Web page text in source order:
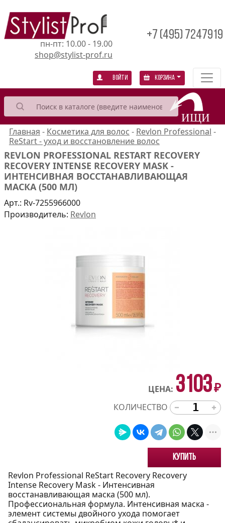
пн-пт: 10.00 - 19.00
shop@stylist-prof.ru
+7 (495) 7247919
Войти Корзина
Главная - Косметика для волос - Revlon Professional -
ReStart - уход и восстановление волос
REVLON PROFESSIONAL RESTART RECOVERY
RECOVERY INTENSE RECOVERY MASK -
ИНТЕНСИВНАЯ ВОССТАНАВЛИВАЮЩАЯ
МАСКА (500 МЛ)
Арт.: Rv-7255966000
Производитель: Revlon
ЦЕНА: 3103₽
КОЛИЧЕСТВО
Купить
Revlon Professional ReStart Recovery Recovery
Intense Recovery Mask - Интенсивная
восстанавливающая маска (500 мл).
Профессиональная формула. Интенсивная маска -
элемент системы двойного ухода помогает